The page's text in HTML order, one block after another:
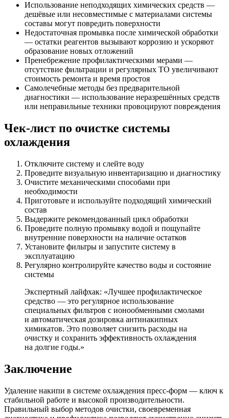
Использование неподходящих химических средств —
дешёвые или несовместимые с материалами системы
составы могут повредить поверхности
Недостаточная промывка после химической обработки
— остатки реагентов вызывают коррозию и ускоряют
образование новых отложений
Пренебрежение профилактическими мерами —
отсутствие фильтрации и регулярных ТО увеличивают
стоимость ремонта и время простоя
Самолечебные методы без предварительной
диагностики — использование неразрешённых средств
или неправильные техники провоцируют повреждения
Чек-лист по очистке системы
охлаждения
Отключите систему и слейте воду
Проведите визуальную инвентаризацию и диагностику
Очистите механическими способами при
необходимости
Приготовьте и используйте подходящий химический
состав
Выдержите рекомендованный цикл обработки
Проведите полную промывку водой и пощупайте
внутренние поверхности на наличие остатков
Установите фильтры и запустите систему в
эксплуатацию
Регулярно контролируйте качество воды и состояние
системы
Экспертный лайфхак: «Лучшее профилактическое
средство — это регулярное использование
специальных фильтров с ионообменными смолами
и автоматическая дозировка антинакипных
химикатов. Это позволяет снизить расходы на
очистку и сохранить эффективность охлаждения
на долгие годы.»
Заключение
Удаление накипи в системе охлаждения пресс-форм — ключ к
стабильной работе и высокой производительности.
Правильный выбор методов очистки, своевременная